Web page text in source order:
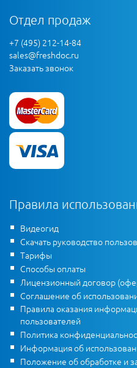
Отдел продаж
+7 (495) 212-14-84
sales@freshdoc.ru
Заказать звонок
Правила
Видеогид
Скачать руководство
Тарифы
Способы оплаты
Лицензионный договор
Соглашение об
Правила оказания
пользователей
Политика
Информация об
Положение об обработке и